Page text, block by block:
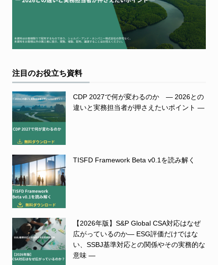
注目のお役立ち資料
CDP 2027で何が変わるのか ― 2026との
違いと実務担当者が押さえたいポイント ―
TISFD Framework Beta v0.1を読み解く
【2026年版】S&P Global CSA対応はなぜ
広がっているのか― ESG評価だけではな
い、SSBJ基準対応との関係やその実務的な
意味 ―